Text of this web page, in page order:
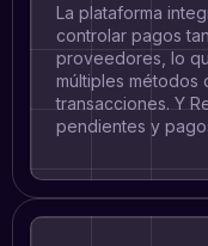
La plataforma
controlar pagos
proveedores, lo
múltiples métodos
transacciones. Y
pendientes y